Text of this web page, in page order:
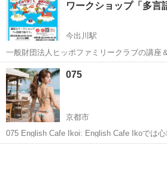
で、家族や仲間と多言語の日常を...
ワークショップ「多
今出川駅
一般財団法人ヒッポファミリークラブの講座
多言語なら英語もラクチン♪英語、韓国語、
モンゴル語、フィンランド語など、どんなこ
環境を作り、多世代で活動しています。...
京都 京都市
075
京都市
075 English Cafe Ikoi: English Cafe Ikoでは心地よい音楽が流れる中で
英語を学んでいきます。授業はゆっくりで、